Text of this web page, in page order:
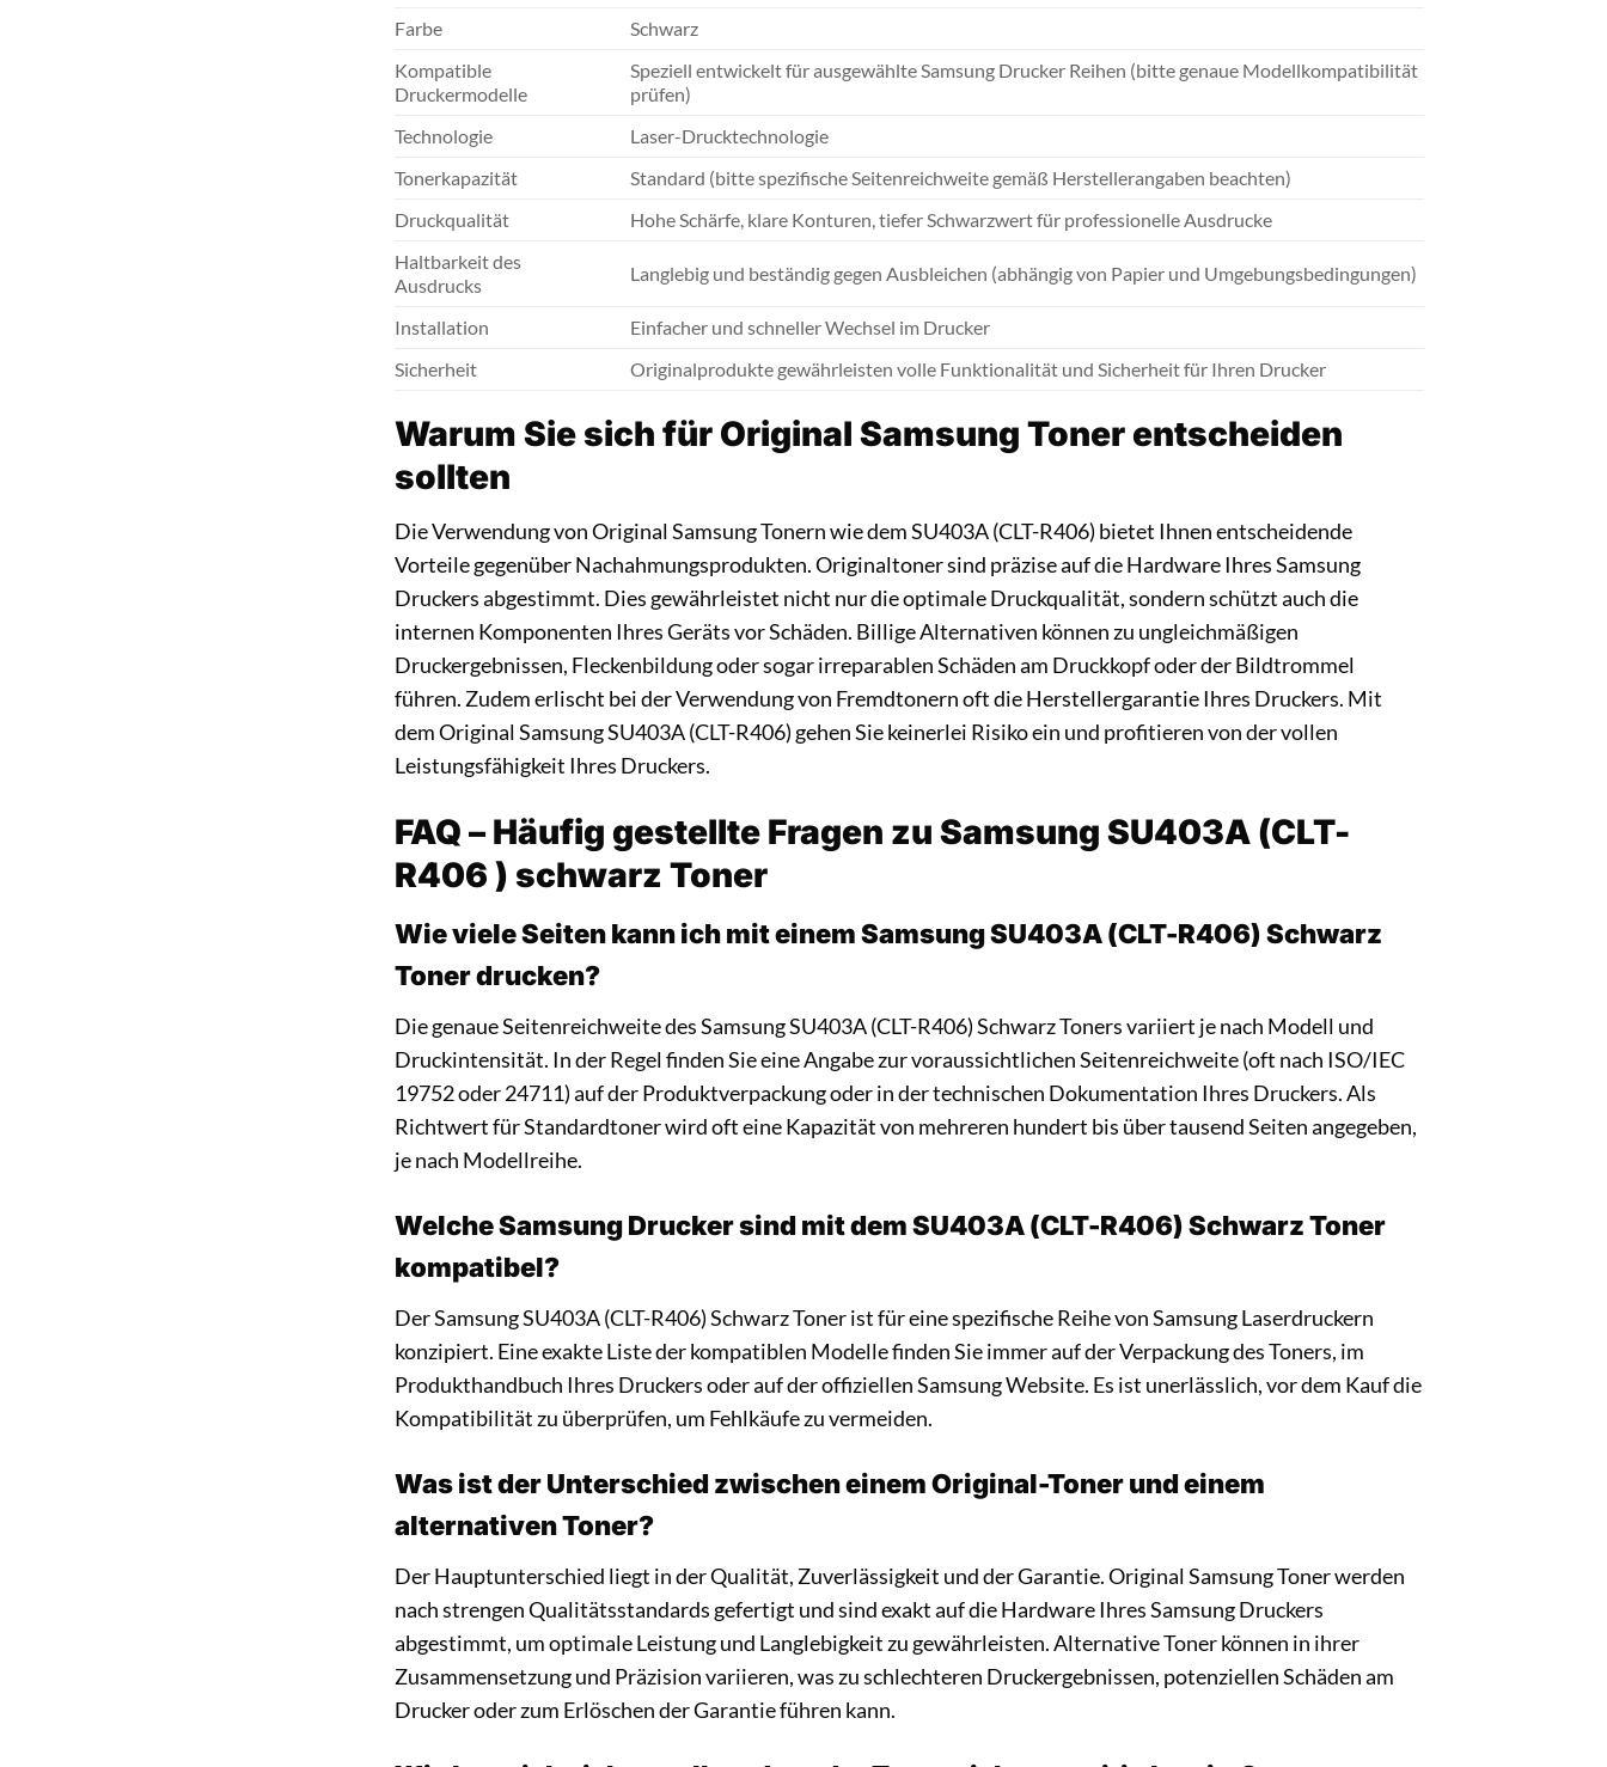
Farbe
Schwarz
Kompatible
Druckermodelle
Speziell entwickelt für ausgewählte Samsung Drucker Reihen (bitte genaue Modellkompatibilität
prüfen)
Technologie
Laser-Drucktechnologie
Tonerkapazität
Standard (bitte spezifische Seitenreichweite gemäß Herstellerangaben beachten)
Druckqualität
Hohe Schärfe, klare Konturen, tiefer Schwarzwert für professionelle Ausdrucke
Haltbarkeit des
Ausdrucks
Langlebig und beständig gegen Ausbleichen (abhängig von Papier und Umgebungsbedingungen)
Installation
Einfacher und schneller Wechsel im Drucker
Sicherheit
Originalprodukte gewährleisten volle Funktionalität und Sicherheit für Ihren Drucker
Warum Sie sich für Original Samsung Toner entscheiden
sollten
Die Verwendung von Original Samsung Tonern wie dem SU403A (CLT-R406) bietet Ihnen entscheidende
Vorteile gegenüber Nachahmungsprodukten. Originaltoner sind präzise auf die Hardware Ihres Samsung
Druckers abgestimmt. Dies gewährleistet nicht nur die optimale Druckqualität, sondern schützt auch die
internen Komponenten Ihres Geräts vor Schäden. Billige Alternativen können zu ungleichmäßigen
Druckergebnissen, Fleckenbildung oder sogar irreparablen Schäden am Druckkopf oder der Bildtrommel
führen. Zudem erlischt bei der Verwendung von Fremdtonern oft die Herstellergarantie Ihres Druckers. Mit
dem Original Samsung SU403A (CLT-R406) gehen Sie keinerlei Risiko ein und profitieren von der vollen
Leistungsfähigkeit Ihres Druckers.
FAQ – Häufig gestellte Fragen zu Samsung SU403A (CLT-
R406 ) schwarz Toner
Wie viele Seiten kann ich mit einem Samsung SU403A (CLT-R406) Schwarz
Toner drucken?
Die genaue Seitenreichweite des Samsung SU403A (CLT-R406) Schwarz Toners variiert je nach Modell und
Druckintensität. In der Regel finden Sie eine Angabe zur voraussichtlichen Seitenreichweite (oft nach ISO/IEC
19752 oder 24711) auf der Produktverpackung oder in der technischen Dokumentation Ihres Druckers. Als
Richtwert für Standardtoner wird oft eine Kapazität von mehreren hundert bis über tausend Seiten angegeben,
je nach Modellreihe.
Welche Samsung Drucker sind mit dem SU403A (CLT-R406) Schwarz Toner
kompatibel?
Der Samsung SU403A (CLT-R406) Schwarz Toner ist für eine spezifische Reihe von Samsung Laserdruckern
konzipiert. Eine exakte Liste der kompatiblen Modelle finden Sie immer auf der Verpackung des Toners, im
Produkthandbuch Ihres Druckers oder auf der offiziellen Samsung Website. Es ist unerlässlich, vor dem Kauf die
Kompatibilität zu überprüfen, um Fehlkäufe zu vermeiden.
Was ist der Unterschied zwischen einem Original-Toner und einem
alternativen Toner?
Der Hauptunterschied liegt in der Qualität, Zuverlässigkeit und der Garantie. Original Samsung Toner werden
nach strengen Qualitätsstandards gefertigt und sind exakt auf die Hardware Ihres Samsung Druckers
abgestimmt, um optimale Leistung und Langlebigkeit zu gewährleisten. Alternative Toner können in ihrer
Zusammensetzung und Präzision variieren, was zu schlechteren Druckergebnissen, potenziellen Schäden am
Drucker oder zum Erlöschen der Garantie führen kann.